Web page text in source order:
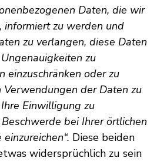
Daten, die wir
informiert zu werden und
zu verlangen, diese Daten
zu
einzuschränken oder zu
Verwendungen der Daten zu
Einwilligung zu
bei Ihrer örtlichen
Diese beiden
widersprüchlich zu sein